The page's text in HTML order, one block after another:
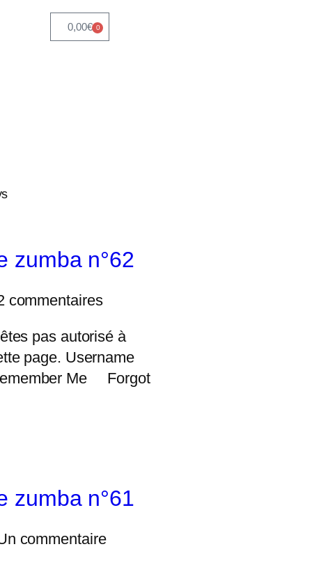
0,00€ 0
zumba n°62
commentaires
pas autorisé à
page. Username
Me Forgot
zumba n°61
commentaire